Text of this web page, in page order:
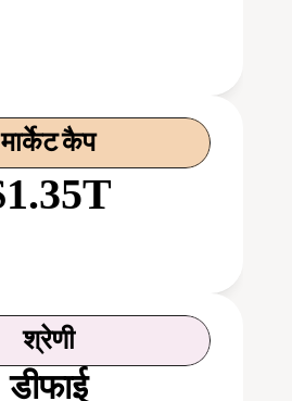
मार्केट कैप
श्रेणी
डीफाई